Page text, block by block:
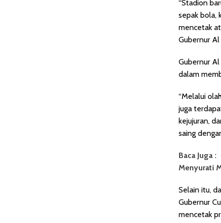
“Stadion
sepak bola,
mencetak
Gubernur Al
Gubernur
dalam
“Melalui
juga
kejujuran,
saing
Baca Juga :
Menyurati
Selain itu,
Gubernur
mencetak